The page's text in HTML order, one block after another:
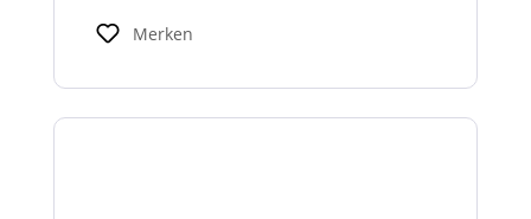
Merken